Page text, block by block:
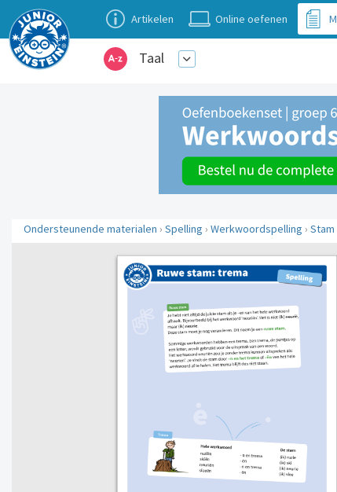
Artikelen Online oefenen
Taal
Ondersteunende materialen › Spelling › Werkwoordspelling › Stam